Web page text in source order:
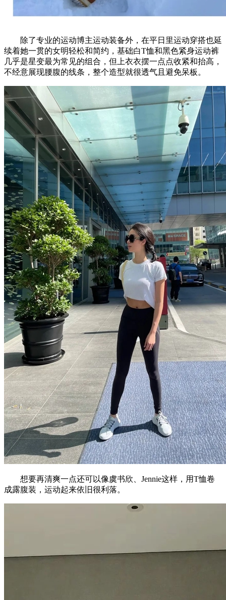
除了专业的运动博主运动装备外，在平日里运动穿搭也延
续着她一贯的女明轻松和简约，基础白T恤和黑色紧身运动裤
几乎是星变最为常见的组合，但上衣衣摆一点点收紧和抬高，
不经意展现腰腹的线条，整个造型就很透气且避免呆板。
想要再清爽一点还可以像虞书欣、Jennie这样，用T恤卷
成露腹装，运动起来依旧很利落。